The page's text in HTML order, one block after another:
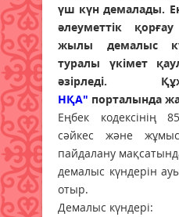
үш күн демалады.
әлеуметтік
жылы демалыс
туралы үкімет
әзірледі.
НҚА" порталында
Еңбек кодексінің
сәйкес және
пайдалану
демалыс күндерін
отыр.
Демалыс күндері: